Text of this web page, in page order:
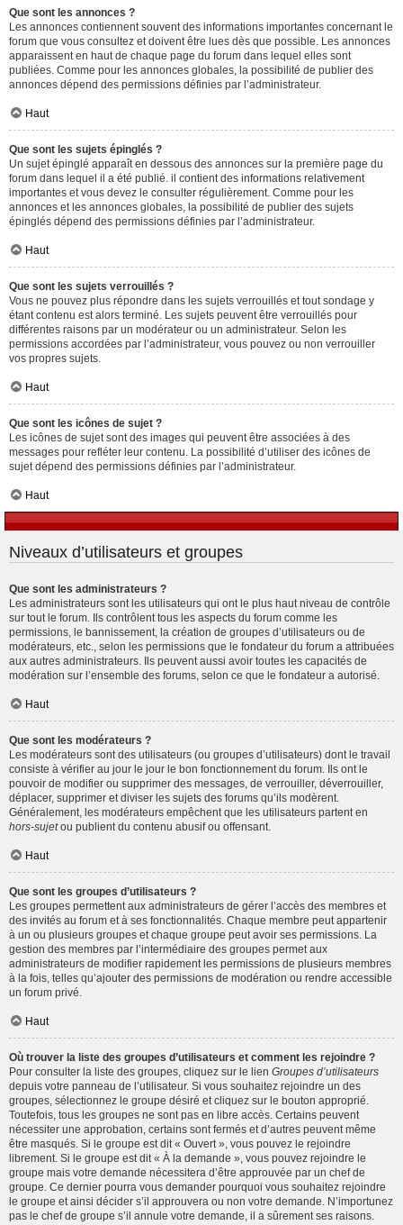
Que sont les annonces ?
Les annonces contiennent souvent des informations importantes concernant le
forum que vous consultez et doivent être lues dès que possible. Les annonces
apparaissent en haut de chaque page du forum dans lequel elles sont
publiées. Comme pour les annonces globales, la possibilité de publier des
annonces dépend des permissions définies par l’administrateur.
Haut
Que sont les sujets épinglés ?
Un sujet épinglé apparaît en dessous des annonces sur la première page du
forum dans lequel il a été publié. il contient des informations relativement
importantes et vous devez le consulter régulièrement. Comme pour les
annonces et les annonces globales, la possibilité de publier des sujets
épinglés dépend des permissions définies par l’administrateur.
Haut
Que sont les sujets verrouillés ?
Vous ne pouvez plus répondre dans les sujets verrouillés et tout sondage y
étant contenu est alors terminé. Les sujets peuvent être verrouillés pour
différentes raisons par un modérateur ou un administrateur. Selon les
permissions accordées par l’administrateur, vous pouvez ou non verrouiller
vos propres sujets.
Haut
Que sont les icônes de sujet ?
Les icônes de sujet sont des images qui peuvent être associées à des
messages pour refléter leur contenu. La possibilité d’utiliser des icônes de
sujet dépend des permissions définies par l’administrateur.
Haut
Niveaux d’utilisateurs et groupes
Que sont les administrateurs ?
Les administrateurs sont les utilisateurs qui ont le plus haut niveau de contrôle
sur tout le forum. Ils contrôlent tous les aspects du forum comme les
permissions, le bannissement, la création de groupes d’utilisateurs ou de
modérateurs, etc., selon les permissions que le fondateur du forum a attribuées
aux autres administrateurs. Ils peuvent aussi avoir toutes les capacités de
modération sur l’ensemble des forums, selon ce que le fondateur a autorisé.
Haut
Que sont les modérateurs ?
Les modérateurs sont des utilisateurs (ou groupes d’utilisateurs) dont le travail
consiste à vérifier au jour le jour le bon fonctionnement du forum. Ils ont le
pouvoir de modifier ou supprimer des messages, de verrouiller, déverrouiller,
déplacer, supprimer et diviser les sujets des forums qu’ils modèrent.
Généralement, les modérateurs empêchent que les utilisateurs partent en
hors-sujetou publient du contenu abusif ou offensant.
Haut
Que sont les groupes d’utilisateurs ?
Les groupes permettent aux administrateurs de gérer l’accès des membres et
des invités au forum et à ses fonctionnalités. Chaque membre peut appartenir
à un ou plusieurs groupes et chaque groupe peut avoir ses permissions. La
gestion des membres par l’intermédiaire des groupes permet aux
administrateurs de modifier rapidement les permissions de plusieurs membres
à la fois, telles qu’ajouter des permissions de modération ou rendre accessible
un forum privé.
Haut
Où trouver la liste des groupes d’utilisateurs et comment les rejoindre ?
Pour consulter la liste des groupes, cliquez sur le lien Groupes d’utilisateurs
depuis votre panneau de l’utilisateur. Si vous souhaitez rejoindre un des
groupes, sélectionnez le groupe désiré et cliquez sur le bouton approprié.
Toutefois, tous les groupes ne sont pas en libre accès. Certains peuvent
nécessiter une approbation, certains sont fermés et d’autres peuvent même
être masqués. Si le groupe est dit « Ouvert », vous pouvez le rejoindre
librement. Si le groupe est dit « À la demande », vous pouvez rejoindre le
groupe mais votre demande nécessitera d’être approuvée par un chef de
groupe. Ce dernier pourra vous demander pourquoi vous souhaitez rejoindre
le groupe et ainsi décider s’il approuvera ou non votre demande. N’importunez
pas le chef de groupe s’il annule votre demande, il a sûrement ses raisons.